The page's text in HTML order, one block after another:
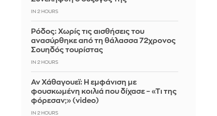
IN 2 HOURS
Ρόδος: Χωρίς τις αισθήσεις του
ανασύρθηκε από τη θάλασσα 72χρονος
Σουηδός τουρίστας
IN 2 HOURS
Αν Χάθαγουεϊ: Η εμφάνιση με
φουσκωμένη κοιλιά που δίχασε – «Τι της
φόρεσαν;» (video)
IN 2 HOURS